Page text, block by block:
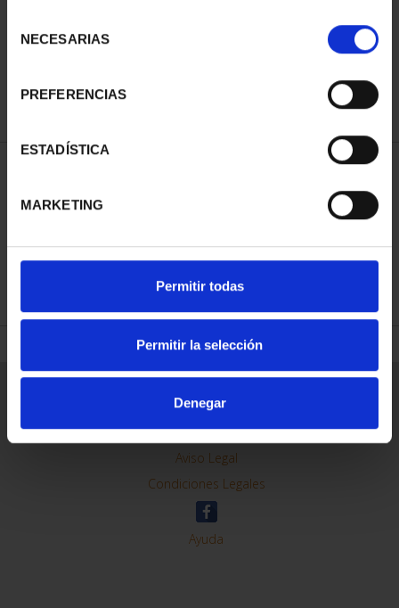
NECESARIAS
PREFERENCIAS
ESTADÍSTICA
MARKETING
Permitir todas
Permitir la selección
Denegar
73,00 €
REFINAR
Contacto
Preguntas Frequentes (FAQs)
Aviso Legal
Condiciones Legales
Ayuda